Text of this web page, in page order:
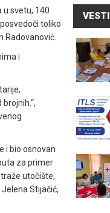
u svetu, 140
toliko
Radovanović.
i
i bio osnovan
za primer
utočište,
Stijačić,
VESTI